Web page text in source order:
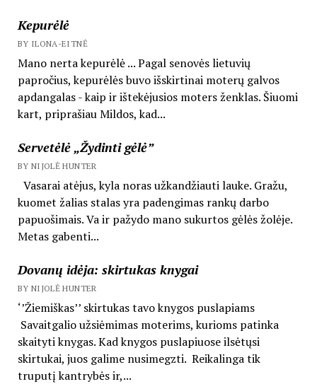
Kepurėlė
BY ILONA-EITNĖ
Mano nerta kepurėlė ... Pagal senovės lietuvių
papročius, kepurėlės buvo išskirtinai moterų galvos
apdangalas - kaip ir ištekėjusios moters ženklas. Šiuomi
kart, priprašiau Mildos, kad...
Servetėlė „Žydinti gėlė”
BY NIJOLĖ HUNTER
Vasarai atėjus, kyla noras užkandžiauti lauke. Gražu,
kuomet žalias stalas yra padengimas rankų darbo
papuošimais. Va ir pažydo mano sukurtos gėlės žolėje.
Metas gabenti...
Dovanų idėja: skirtukas knygai
BY NIJOLĖ HUNTER
‘’Žiemiškas’’ skirtukas tavo knygos puslapiams
Savaitgalio užsiėmimas moterims, kurioms patinka
skaityti knygas. Kad knygos puslapiuose ilsėtųsi
skirtukai, juos galime nusimegzti. Reikalinga tik
truputį kantrybės ir,...